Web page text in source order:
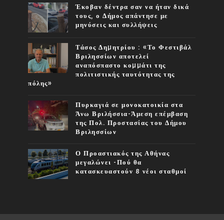
Έκοβαν δέντρα σαν να ήταν δικά
τους, ο Δήμος απάντησε με
μηνύσεις και συλλήψεις
Τάσος Δηµητρίου : «Το Φεστιβάλ
Βριλησσίων αποτελεί
αναπόσπαστο κοµµάτι της
πολιτιστικής ταυτότητας της
πόλης»
Πυρκαγιά σε μονοκατοικία στα
Άνω Βριλήσσια-Άμεση επέμβαση
της Πολ. Προστασίας του Δήμου
Βριλησσίων
Ο Προαστιακός της Αθήνας
μεγαλώνει -Πού θα
κατασκευαστούν 8 νέοι σταθμοί